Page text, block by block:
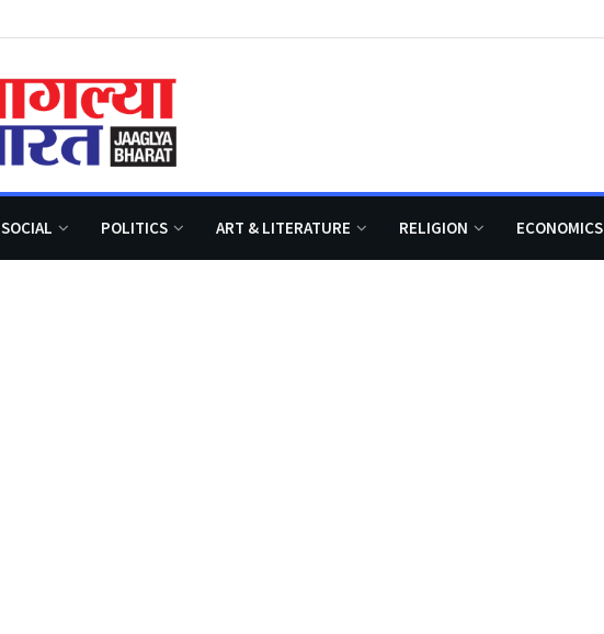
SOCIAL POLITICS ART & LITERATURE RELIGION ECONOMICS